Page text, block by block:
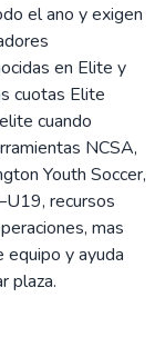
el ano y exigen
en Elite y
cuotas Elite
cuando
NCSA,
Youth Soccer,
recursos
mas
equipo y ayuda
plaza.